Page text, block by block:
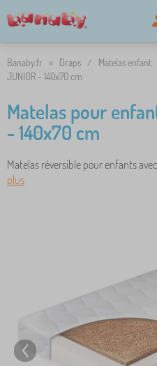
Banaby.fr » Draps / Matelas enfant
JUNIOR - 140x70 cm
Matelas pour
- 140x70 cm
Matelas réversible pour enfants
plus